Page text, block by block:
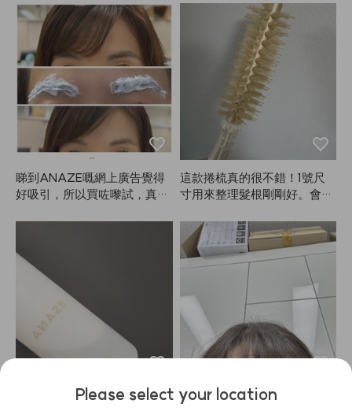
有這款定型噴霧才撐住。因為
是定型噴霧，多少會有點黏，
所以建議大家盡量遠距離噴！
遠距離噴的話幾乎看不出來，
效果也很好。味道也很讚，我
真的超滿意。用過軟款之後，
強烈推薦重要活動或表演時用
硬款！其他定型噴霧也用過不
少，但不論是定型力、香味還
是持久度，ANAZE真的最
棒，哈哈。
睇到ANAZE嘅網上廣告覺得
好吸引，所以買咗嚟試，真係
品真係偉大發明，獨立包裝好
易控制用量！上色超級好，唔
會太淺亦唔會太深，係純正啡
這款捲梳真的很不錯！1號尺
寸用來整理髮根剛剛好。會常
很柔順，香味也很棒，已經回
我用過三種噴霧，這款ANAZ
Please select your location